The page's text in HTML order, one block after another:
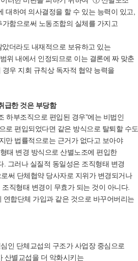
하여 의사결정을 할 수 있는 능력이 있고,
함으로써 노동조합의 실체를 가지고
더라도 내재적으로 보유하고 있는
위 내에서 인정되므로 이는 결론에 짜 맞춘
우 지회 규칙상 독자적 협약 능력을
급한 것은 부당함
하부조직으로 편입된 경우”에는 비법인
로 편입되었다면 같은 방식으로 탈퇴할 수도
만 법률적으로는 근거가 없다고 보아야
태 변경 방식으로 산별노조에 편입한
그러나 실질적 동일성은 조직형태 변경
써 단체협약 당사자로 지위가 변경되거나
직형태 변경이 무효가 되는 것이 아니다.
합단체 가입과 같은 것으로 바꾸어버리는
인 단체교섭의 구조가 사업장 중심으로
산별교섭을 더 악화시키는